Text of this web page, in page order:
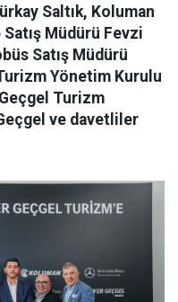
Saltık, Koluman
Müdürü Fevzi
Satış Müdürü
Yönetim Kurulu
Turizm
ve davetliler